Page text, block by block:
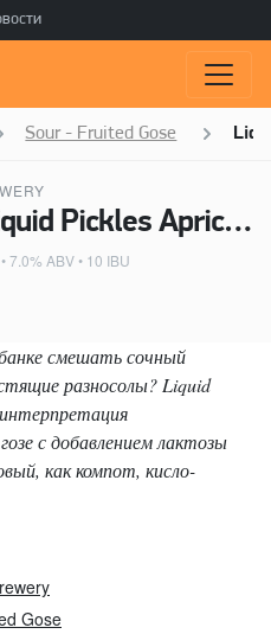
Sour - Fruited Gose
Пиво Liquid Pickles Apricot - Black Cat Brewery
• 7.0% ABV • 10 IBU
смешать сочный
разносолы? Liquid
с добавлением лактозы
как компот, кисло-
Gose